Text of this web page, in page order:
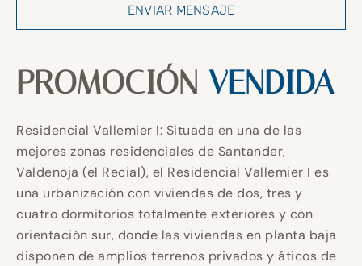
ENVIAR MENSAJE
PROMOCIÓN VENDIDA
Residencial Vallemier I: Situada en una de las
mejores zonas residenciales de Santander,
Valdenoja (el Recial), el Residencial Vallemier I es
una urbanización con viviendas de dos, tres y
cuatro dormitorios totalmente exteriores y con
orientación sur, donde las viviendas en planta baja
disponen de amplios terrenos privados y áticos de